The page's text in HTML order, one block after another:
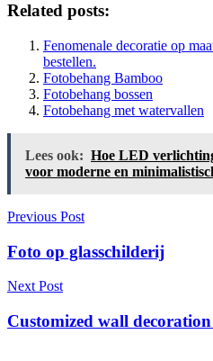
Related posts:
Fenomenale decoratie op
bestellen.
Fotobehang Bamboo
Fotobehang bossen
Fotobehang met watervallen
Lees ook: Hoe LED
voor moderne en
Berichtnavigatie
Previous Post
Foto op glasschilderij
Next Post
Customized wall decoration